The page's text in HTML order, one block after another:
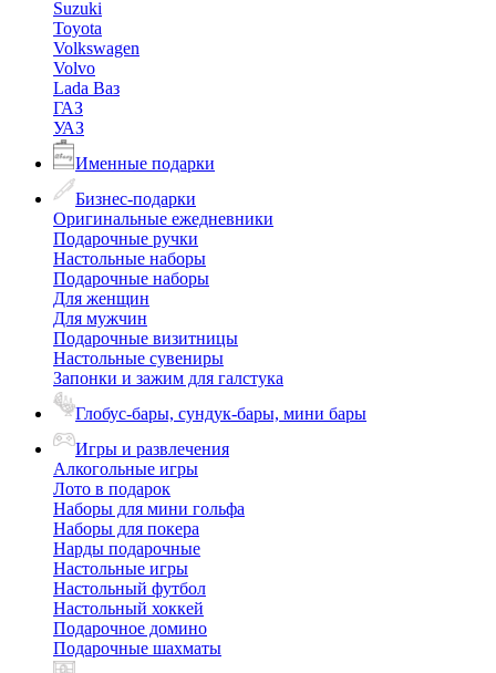
Suzuki
Toyota
Volkswagen
Volvo
Lada Ваз
ГАЗ
УАЗ
Именные подарки
Бизнес-подарки
Оригинальные ежедневники
Подарочные ручки
Настольные наборы
Подарочные наборы
Для женщин
Для мужчин
Подарочные визитницы
Настольные сувениры
Запонки и зажим для галстука
Глобус-бары, сундук-бары, мини бары
Игры и развлечения
Алкогольные игры
Лото в подарок
Наборы для мини гольфа
Наборы для покера
Нарды подарочные
Настольные игры
Настольный футбол
Настольный хоккей
Подарочное домино
Подарочные шахматы